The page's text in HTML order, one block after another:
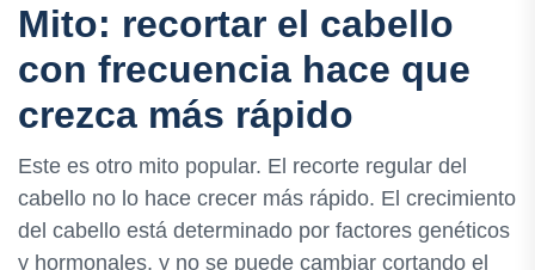
Mito: recortar el cabello
con frecuencia hace que
crezca más rápido
Este es otro mito popular. El recorte regular del
cabello no lo hace crecer más rápido. El crecimiento
del cabello está determinado por factores genéticos
y hormonales, y no se puede cambiar cortando el